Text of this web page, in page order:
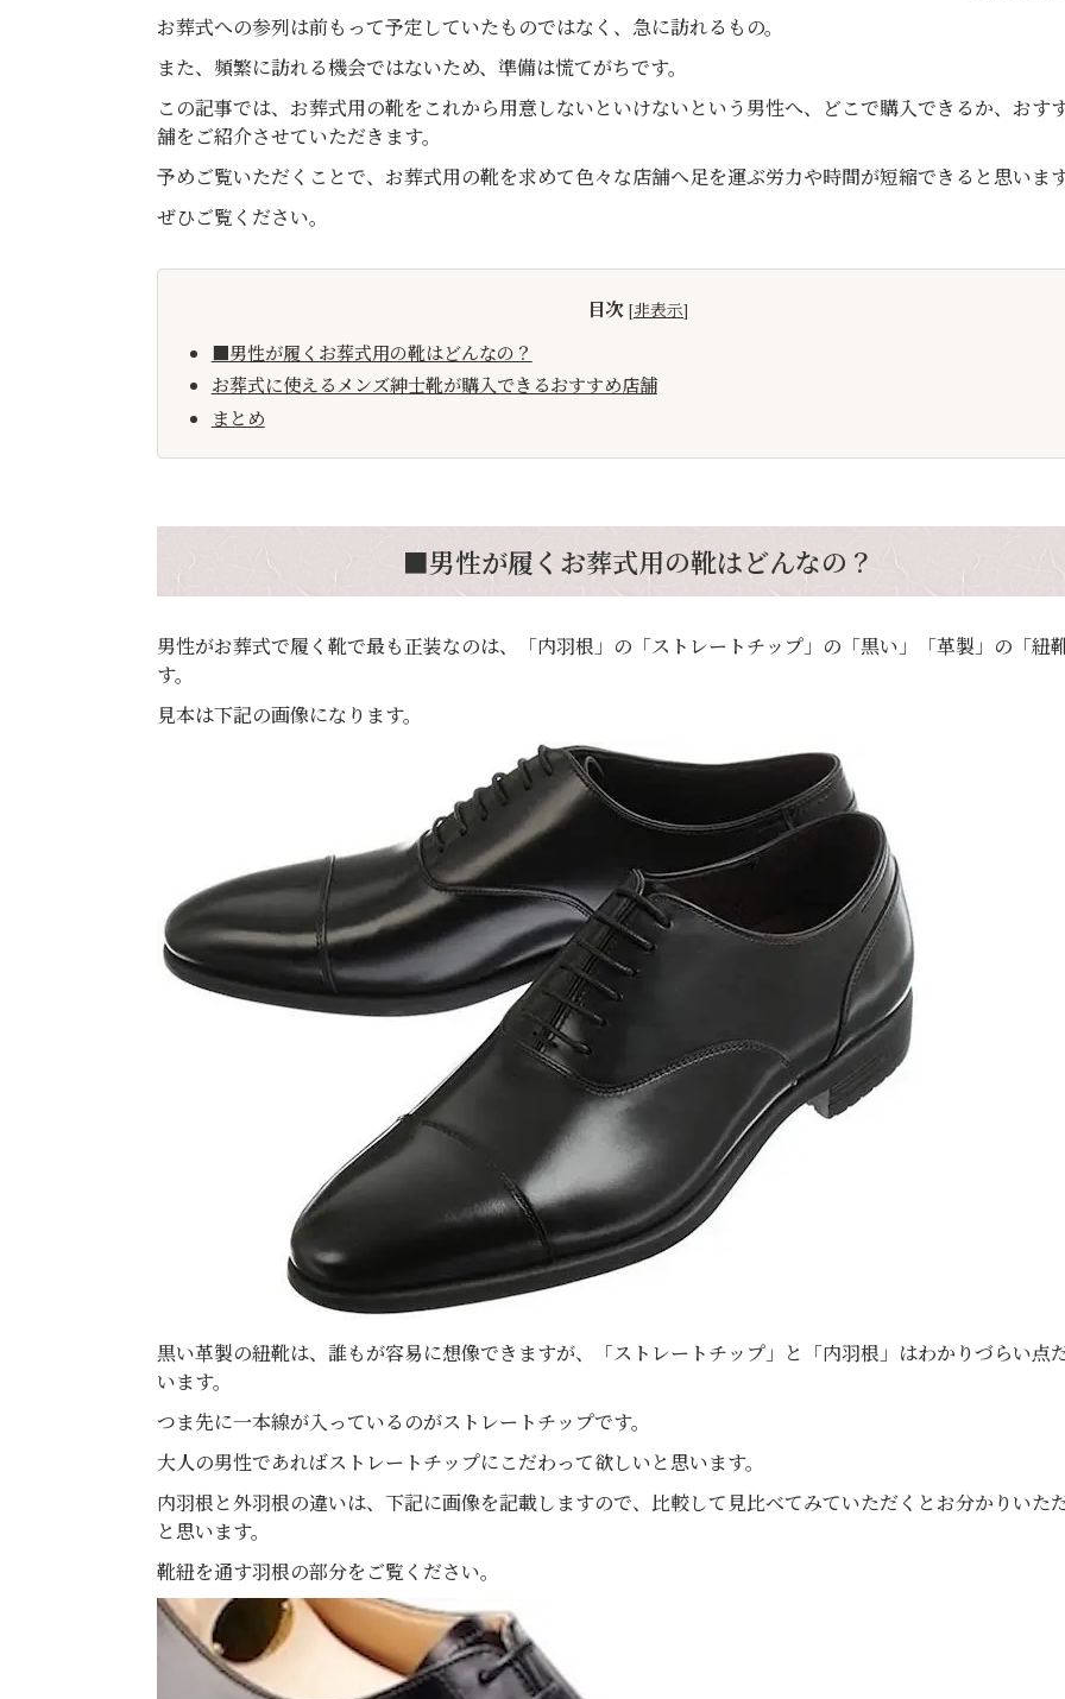
お葬式への参列は前もって予定していたものではなく、急に訪れるもの。
また、頻繁に訪れる機会ではないため、準備は慌てがちです。
この記事では、お葬式用の靴をこれから用意しないといけないという男性へ、どこで購入できるか、おす
舗をご紹介させていただきます。
予めご覧いただくことで、お葬式用の靴を求めて色々な店舗へ足を運ぶ労力や時間が短縮できると思いま
ぜひご覧ください。
目次 [非表示]
■男性が履くお葬式用の靴はどんなの？
お葬式に使えるメンズ紳士靴が購入できるおすすめ店舗
まとめ
■男性が履くお葬式用の靴はどんなの？
男性がお葬式で履く靴で最も正装なのは、「内羽根」の「ストレートチップ」の「黒い」「革製」の「紐
す。
見本は下記の画像になります。
黒い革製の紐靴は、誰もが容易に想像できますが、「ストレートチップ」と「内羽根」はわかりづらい点
います。
つま先に一本線が入っているのがストレートチップです。
大人の男性であればストレートチップにこだわって欲しいと思います。
内羽根と外羽根の違いは、下記に画像を記載しますので、比較して見比べてみていただくとお分かりいた
と思います。
靴紐を通す羽根の部分をご覧ください。